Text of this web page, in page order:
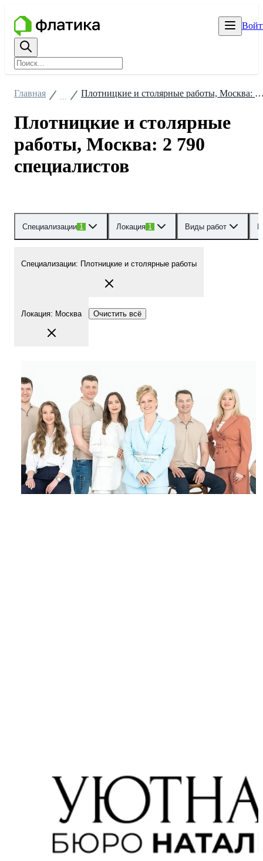
Главная Плотницкие и столярные работы, Москва: 2
Плотницкие и столярные
работы, Москва: 2 790
специалистов
Специализации 1 Локация 1 Виды работ
Специализации: Плотницкие и столярные работы
Локация: Москва Очистить всё